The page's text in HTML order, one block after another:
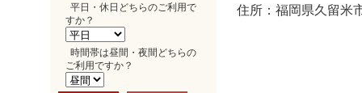
平日・休日どちらのご利用で
すか？
時間帯は昼間・夜間どちらの
ご利用ですか？
住所：福岡県久留米